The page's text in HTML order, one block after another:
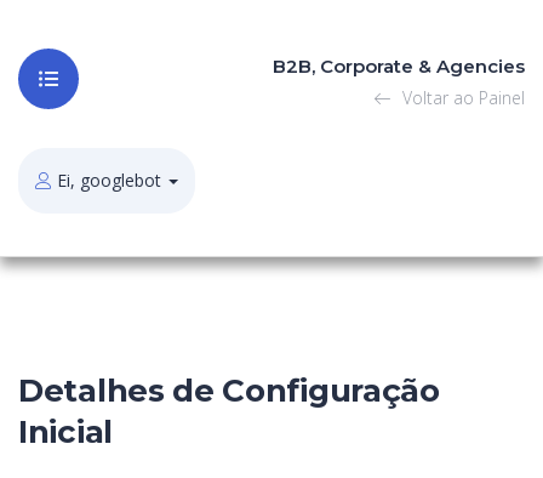
B2B, Corporate & Agencies
Voltar ao Painel
Ei, googlebot
Detalhes de Configuração
Inicial